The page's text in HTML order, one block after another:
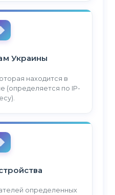
Украины
находится в
(определяется по IP-
определенных